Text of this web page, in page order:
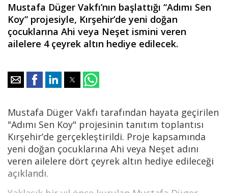
Mustafa Düger Vakfı’nın başlattığı “Adımı Sen
Koy” projesiyle, Kırşehir’de yeni doğan
çocuklarına Ahi veya Neşet ismini veren
ailelere 4 çeyrek altın hediye edilecek.
Mustafa Düger Vakfı tarafından hayata geçirilen
"Adımı Sen Koy" projesinin tanıtım toplantısı
Kırşehir’de gerçekleştirildi. Proje kapsamında
yeni doğan çocuklarına Ahi veya Neşet adını
veren ailelere dört çeyrek altın hediye edileceği
açıklandı.